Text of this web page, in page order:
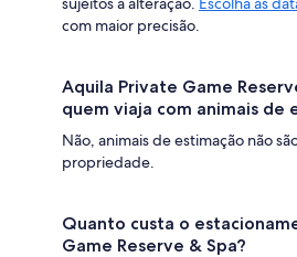
com maior precisão.
Aquila Private Game
quem viaja com animais de
Não, animais de estimação não
propriedade.
Quanto custa o
Game Reserve & Spa?